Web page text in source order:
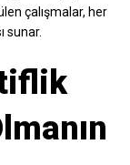
çalışmalar, her
sunar.